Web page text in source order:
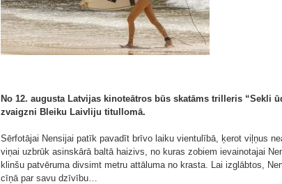
No 12. augusta Latvijas kinoteātros būs skatāms trilleris “Sekli
zvaigzni Bleiku Laivliju titullomā.
Sērfotājai Nensijai patīk pavadīt brīvo laiku vientulībā, ķerot viļņus
viņai uzbrūk asinskārā baltā haizivs, no kuras zobiem ievainotajai
klinšu patvēruma divsimt metru attāluma no krasta. Lai izglābtos,
cīņā par savu dzīvību…